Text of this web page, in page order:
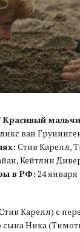
Красивый
ван
Стив Карелл,
Кейтлин
в РФ: 24 января
Карелл) с
сына Ника